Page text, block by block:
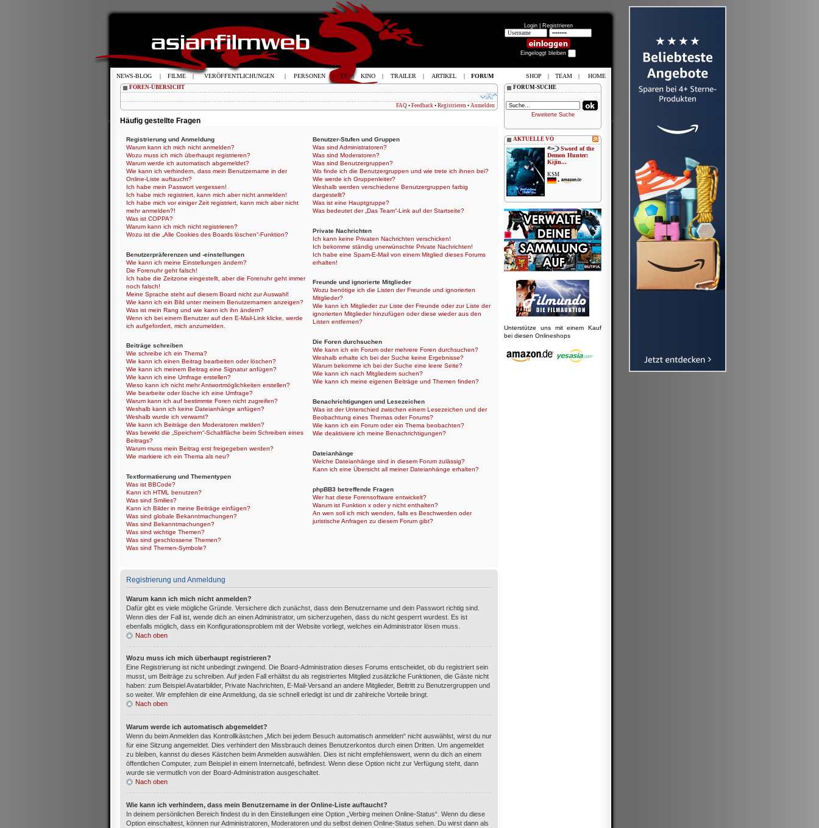
Login | Registrieren
Eingeloggt bleiben
FOREN-ÜBERSICHT
FAQ • Feedback • Registrieren • Anmelden
Häufig gestellte Fragen
Registrierung und Anmeldung
Warum kann ich mich nicht anmelden?
Wozu muss ich mich überhaupt registrieren?
Warum werde ich automatisch abgemeldet?
Wie kann ich verhindern, dass mein Benutzername in der
Online-Liste auftaucht?
Ich habe mein Passwort vergessen!
Ich habe mich registriert, kann mich aber nicht anmelden!
Ich habe mich vor einiger Zeit registriert, kann mich aber nicht
mehr anmelden?!
Was ist COPPA?
Warum kann ich mich nicht registrieren?
Wozu ist die „Alle Cookies des Boards löschen“-Funktion?
Benutzerpräferenzen und -einstellungen
Wie kann ich meine Einstellungen ändern?
Die Forenuhr geht falsch!
Ich habe die Zeitzone eingestellt, aber die Forenuhr geht immer
noch falsch!
Meine Sprache steht auf diesem Board nicht zur Auswahl!
Wie kann ich ein Bild unter meinem Benutzernamen anzeigen?
Was ist mein Rang und wie kann ich ihn ändern?
Wenn ich bei einem Benutzer auf den E-Mail-Link klicke, werde
ich aufgefordert, mich anzumelden.
Beiträge schreiben
Wie schreibe ich ein Thema?
Wie kann ich einen Beitrag bearbeiten oder löschen?
Wie kann ich meinem Beitrag eine Signatur anfügen?
Wie kann ich eine Umfrage erstellen?
Wieso kann ich nicht mehr Antwortmöglichkeiten erstellen?
Wie bearbeite oder lösche ich eine Umfrage?
Warum kann ich auf bestimmte Foren nicht zugreifen?
Weshalb kann ich keine Dateianhänge anfügen?
Weshalb wurde ich verwarnt?
Wie kann ich Beiträge den Moderatoren melden?
Was bewirkt die „Speichern“-Schaltfläche beim Schreiben eines
Beitrags?
Warum muss mein Beitrag erst freigegeben werden?
Wie markiere ich ein Thema als neu?
Textformatierung und Thementypen
Was ist BBCode?
Kann ich HTML benutzen?
Was sind Smilies?
Kann ich Bilder in meine Beiträge einfügen?
Was sind globale Bekanntmachungen?
Was sind Bekanntmachungen?
Was sind wichtige Themen?
Was sind geschlossene Themen?
Was sind Themen-Symbole?
Benutzer-Stufen und Gruppen
Was sind Administratoren?
Was sind Moderatoren?
Was sind Benutzergruppen?
Wo finde ich die Benutzergruppen und wie trete ich ihnen bei?
Wie werde ich Gruppenleiter?
Weshalb werden verschiedene Benutzergruppen farbig
dargestellt?
Was ist eine Hauptgruppe?
Was bedeutet der „Das Team“-Link auf der Startseite?
Private Nachrichten
Ich kann keine Privaten Nachrichten verschicken!
Ich bekomme ständig unerwünschte Private Nachrichten!
Ich habe eine Spam-E-Mail von einem Mitglied dieses Forums
erhalten!
Freunde und ignorierte Mitglieder
Wozu benötige ich die Listen der Freunde und ignorierten
Mitglieder?
Wie kann ich Mitglieder zur Liste der Freunde oder zur Liste der
ignorierten Mitglieder hinzufügen oder diese wieder aus den
Listen entfernen?
Die Foren durchsuchen
Wie kann ich ein Forum oder mehrere Foren durchsuchen?
Weshalb erhalte ich bei der Suche keine Ergebnisse?
Warum bekomme ich bei der Suche eine leere Seite?
Wie kann ich nach Mitgliedern suchen?
Wie kann ich meine eigenen Beiträge und Themen finden?
Benachrichtigungen und Lesezeichen
Was ist der Unterschied zwischen einem Lesezeichen und der
Beobachtung eines Themas oder Forums?
Wie kann ich ein Forum oder ein Thema beobachten?
Wie deaktiviere ich meine Benachrichtigungen?
Dateianhänge
Welche Dateianhänge sind in diesem Forum zulässig?
Kann ich eine Übersicht all meiner Dateianhänge erhalten?
phpBB3 betreffende Fragen
Wer hat diese Forensoftware entwickelt?
Warum ist Funktion x oder y nicht enthalten?
An wen soll ich mich wenden, falls es Beschwerden oder
juristische Anfragen zu diesem Forum gibt?
Registrierung und Anmeldung
Warum kann ich mich nicht anmelden?
Dafür gibt es viele mögliche Gründe. Versichere dich zunächst, dass dein Benutzername und dein Passwort richtig sind.
Wenn dies der Fall ist, wende dich an einen Administrator, um sicherzugehen, dass du nicht gesperrt wurdest. Es ist
ebenfalls möglich, dass ein Konfigurationsproblem mit der Website vorliegt, welches ein Administrator lösen muss.
Nach oben
Wozu muss ich mich überhaupt registrieren?
Eine Registrierung ist nicht unbedingt zwingend. Die Board-Administration dieses Forums entscheidet, ob du registriert sein
musst, um Beiträge zu schreiben. Auf jeden Fall erhältst du als registriertes Mitglied zusätzliche Funktionen, die Gäste nicht
haben: zum Beispiel Avatarbilder, Private Nachrichten, E-Mail-Versand an andere Mitglieder, Beitritt zu Benutzergruppen und
so weiter. Wir empfehlen dir eine Anmeldung, da sie schnell erledigt ist und dir zahlreiche Vorteile bringt.
Nach oben
Warum werde ich automatisch abgemeldet?
Wenn du beim Anmelden das Kontrollkästchen „Mich bei jedem Besuch automatisch anmelden“ nicht auswählst, wirst du nur
für eine Sitzung angemeldet. Dies verhindert den Missbrauch deines Benutzerkontos durch einen Dritten. Um angemeldet
zu bleiben, kannst du dieses Kästchen beim Anmelden auswählen. Dies ist nicht empfehlenswert, wenn du dich an einem
öffentlichen Computer, zum Beispiel in einem Internetcafé, befindest. Wenn diese Option nicht zur Verfügung steht, dann
wurde sie vermutlich von der Board-Administration ausgeschaltet.
Nach oben
Wie kann ich verhindern, dass mein Benutzername in der Online-Liste auftaucht?
In deinem persönlichen Bereich findest du in den Einstellungen eine Option „Verbirg meinen Online-Status“. Wenn du diese
Option einschaltest, können nur Administratoren, Moderatoren und du selbst deinen Online-Status sehen. Du wirst dann als
FORUM-SUCHE
Erweiterte Suche
AKTUELLE VÖ
Sword of the
Demon Hunter:
Kijin...
KSM
•
Unterstütze uns mit einem Kauf
bei diesen Onlineshops
NEWS-BLOG | FILME | VERÖFFENTLICHUNGEN | PERSONEN | TV | KINO | TRAILER | ARTIKEL | FORUM SHOP | TEAM | HOME